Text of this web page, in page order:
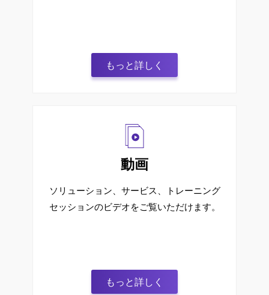
もっと詳しく
動画
ソリューション、サービス、トレーニング
セッションのビデオをご覧いただけます。
もっと詳しく